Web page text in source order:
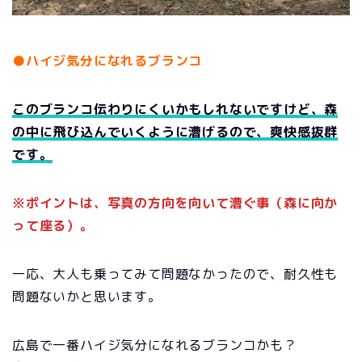
●ハイジ気分になれるブランコ
このブランコ伝わりにくいかもしれないですけど、森
の中に飛び込んでいくように漕げるので、爽快感抜群
です。
※ポイントは、写真の方向を向いて漕ぐ事（森に向か
って座る）。
一応、大人も乗ってみて問題なかったので、耐久性も
問題ないかと思います。
広島で一番ハイジ気分になれるブランコかも？